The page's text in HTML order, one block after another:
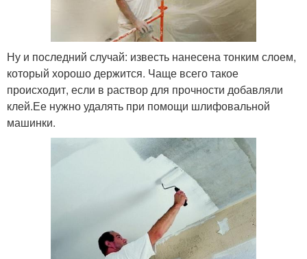
Ну и последний случай: известь нанесена тонким слоем,
который хорошо держится. Чаще всего такое
происходит, если в раствор для прочности добавляли
клей.Ее нужно удалять при помощи шлифовальной
машинки.